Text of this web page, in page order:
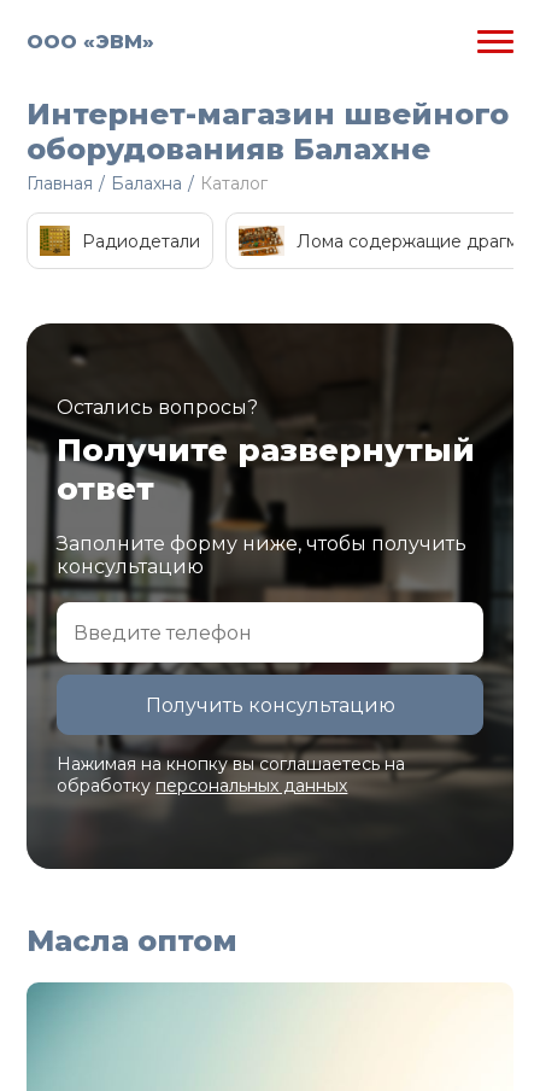
ООО «ЭВМ»
Интернет-магазин швейного
оборудованияв Балахне
Главная / Балахна / Каталог
Радиодетали Лома содержащие
Остались вопросы?
Получите развернутый
ответ
Заполните форму ниже, чтобы получить
консультацию
Нажимая на кнопку вы соглашаетесь на
обработкуперсональных данных
Масла оптом